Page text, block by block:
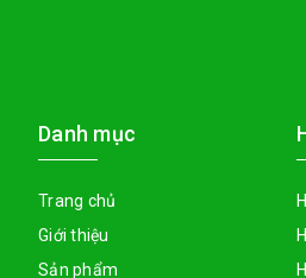
Danh mục
Trang chủ
Giới thiệu
Sản phẩm